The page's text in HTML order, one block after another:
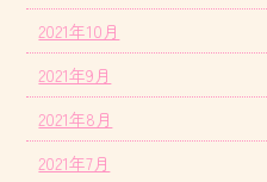
2021年10月
2021年9月
2021年8月
2021年7月